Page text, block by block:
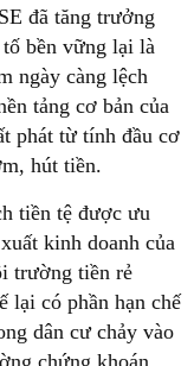
đã tăng trưởng
bền vững lại là
ngày càng lệch
tảng cơ bản của
phát từ tính đầu cơ
hút tiền.
tiền tệ được ưu
kinh doanh của
trường tiền rẻ
lại có phần hạn chế
dân cư chảy vào
chứng khoán